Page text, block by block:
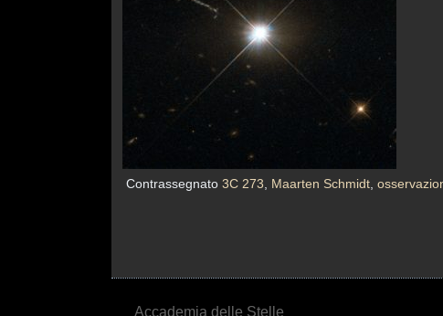
Contrassegnato 3C 273, Maarten Schmidt,
Accademia delle Stelle